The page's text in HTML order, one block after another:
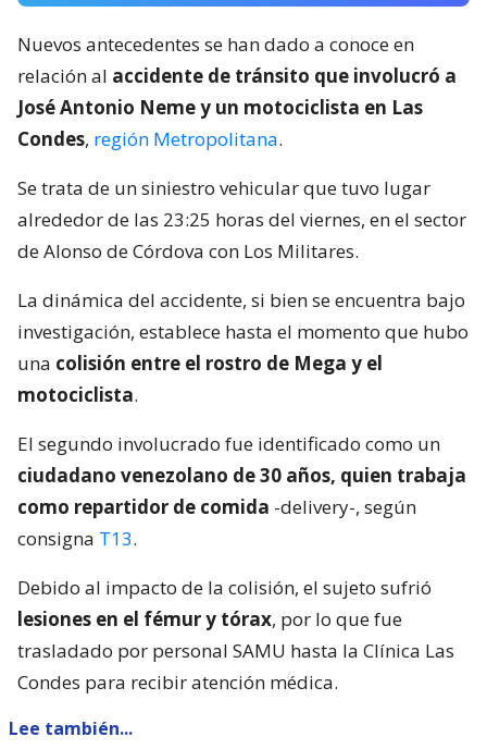
Nuevos antecedentes se han dado a conoce en
relación al accidente de tránsito que involucró a
José Antonio Neme y un motociclista en Las
Condes, región Metropolitana.
Se trata de un siniestro vehicular que tuvo lugar
alrededor de las 23:25 horas del viernes, en el sector
de Alonso de Córdova con Los Militares.
La dinámica del accidente, si bien se encuentra bajo
investigación, establece hasta el momento que hubo
una colisión entre el rostro de Mega y el
motociclista.
El segundo involucrado fue identificado como un
ciudadano venezolano de 30 años, quien trabaja
como repartidor de comida -delivery-, según
consigna T13.
Debido al impacto de la colisión, el sujeto sufrió
lesiones en el fémur y tórax, por lo que fue
trasladado por personal SAMU hasta la Clínica Las
Condes para recibir atención médica.
Lee también...